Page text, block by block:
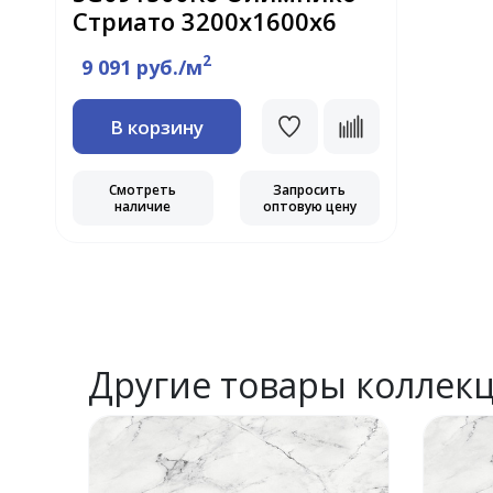
Стриато 3200х1600х6
9 091 руб./м2
В корзину
Смотреть
наличие
Запросить
оптовую цену
Другие товары